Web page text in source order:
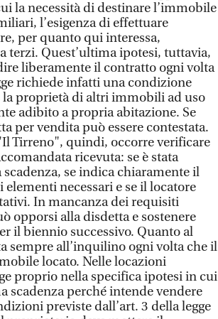
la necessità di destinare l’immobile
l’esigenza di effettuare
per quanto qui interessa,
terzi. Quest’ultima ipotesi, tuttavia,
liberamente il contratto ogni volta
richiede infatti una condizione
proprietà di altri immobili ad uso
adibito a propria abitazione. Se
per vendita può essere contestata.
Tirreno", quindi, occorre verificare
ricevuta: se è stata
se indica chiaramente il
necessari e se il locatore
In mancanza dei requisiti
opporsi alla disdetta e sostenere
il biennio successivo. Quanto al
sempre all’inquilino ogni volta che il
locato. Nelle locazioni
proprio nella specifica ipotesi in cui
scadenza perché intende vendere
previste dall’art. 3 della legge